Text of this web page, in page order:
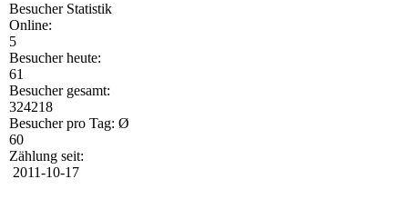
Besucher Statistik
Online:
5
Besucher heute:
61
Besucher gesamt:
324218
Besucher pro Tag: Ø
60
Zählung seit:
2011-10-17